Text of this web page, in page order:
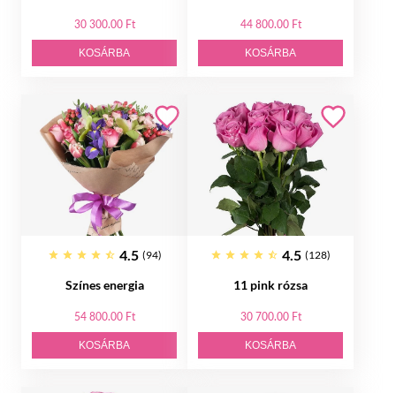
30 300.00 Ft
KOSÁRBA
44 800.00 Ft
KOSÁRBA
4.5 (94)
Színes energia
54 800.00 Ft
KOSÁRBA
4.5 (128)
11 pink rózsa
30 700.00 Ft
KOSÁRBA